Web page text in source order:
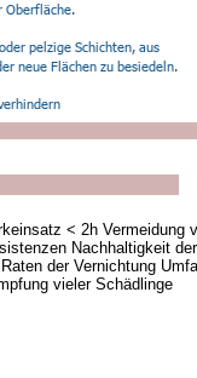
Oberfläche.
pelzige Schichten, aus
neue Flächen zu besiedeln.